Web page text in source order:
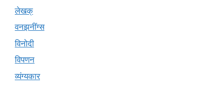
लेखक्
वनझनींग्स
विनोदी
विपणन
व्यंग्यकार